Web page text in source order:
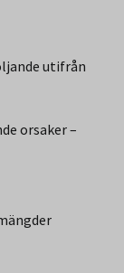
utifrån
orsaker –